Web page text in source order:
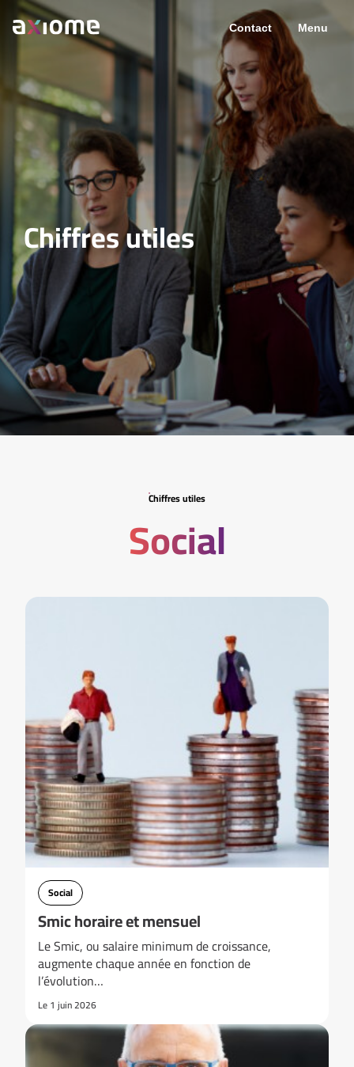
Contact Menu
Chiffres utiles
Chiffres utiles
Social
Social
Smic horaire et mensuel
Le Smic, ou salaire minimum de croissance,
augmente chaque année en fonction de
l’évolution…
Le 1 juin 2026